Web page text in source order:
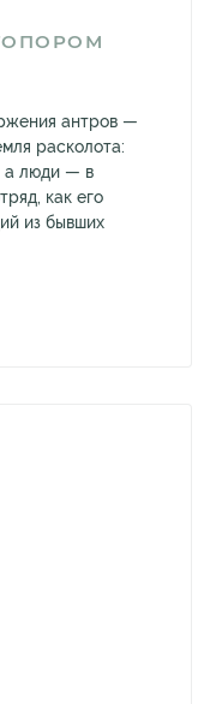
антров —
расколота:
а люди — в
как его
из бывших